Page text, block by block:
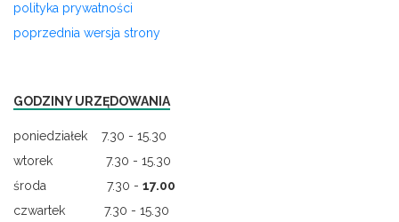
polityka prywatności
poprzednia wersja strony
GODZINY URZĘDOWANIA
poniedziałek 7.30 - 15.30
wtorek 7.30 - 15.30
środa 7.30 - 17.00
czwartek 7.30 - 15.30